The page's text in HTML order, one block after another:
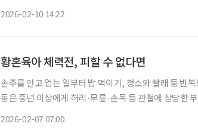
2026-02-10 14:22
황혼육아 체력전, 피할 수 없다면
손주를 안고 업는 일부터 밥 먹이기, 청소와 빨래 등 반
동은 중년 이상에게 허리·무릎·손목 등 관절에 상당한
2026-02-07 07:00